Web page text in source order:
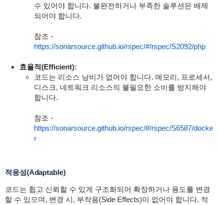
수 있어야 합니다. 불완전하거나 부족한 솔루션은 배제
되어야 합니다.
참조 -
https://sonarsource.github.io/rspec/#/rspec/S2092/php
효율적(Efficient):
코드는 리소스 낭비가 없어야 합니다. 메모리, 프로세서,
디스크, 네트워크 리소스의 불필요한 소비를 방지해야
합니다.
참조 -
https://sonarsource.github.io/rspec/#/rspec/S6587/docke
r
적응성(Adaptable)
코드는 췹고 신뢰할 수 있게 구조화되어 확장하거나 용도를 변경
할 수 있으며, 변경 시, 부작용(Side Effects)이 없어야 합니다. 적